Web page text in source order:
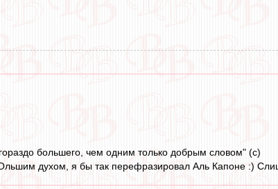
большего, чем одним только добрым словом" (с)
духом, я бы так перефразировал Аль Капоне :)